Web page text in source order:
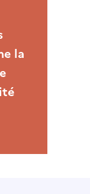
la